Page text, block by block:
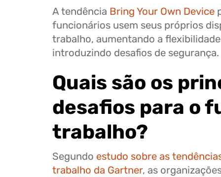
A tendência Bring Your Own Device
funcionários usem seus próprios
trabalho, aumentando a
introduzindo desafios de segurança.
Quais são os
desafios para o
trabalho?
Segundo estudo sobre as
trabalho da Gartner, as